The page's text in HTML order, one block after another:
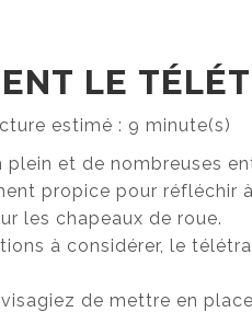
LE
estimé : 9 minute(s)
plein et de nombreuses
propice pour réfléchir
les chapeaux de roue.
à considérer, le
de mettre en